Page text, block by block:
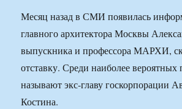
Месяц назад в СМИ появилась
главного архитектора Москвы
выпускника и профессора МАРХИ,
отставку. Среди наиболее вероятных
называют экс-главу госкорпорации
Костина.